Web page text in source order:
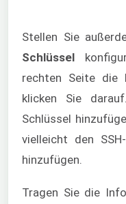
Stellen Sie
Schlüssel
rechten Seite die
klicken Sie
Schlüssel
vielleicht den
hinzufügen.
Tragen Sie die